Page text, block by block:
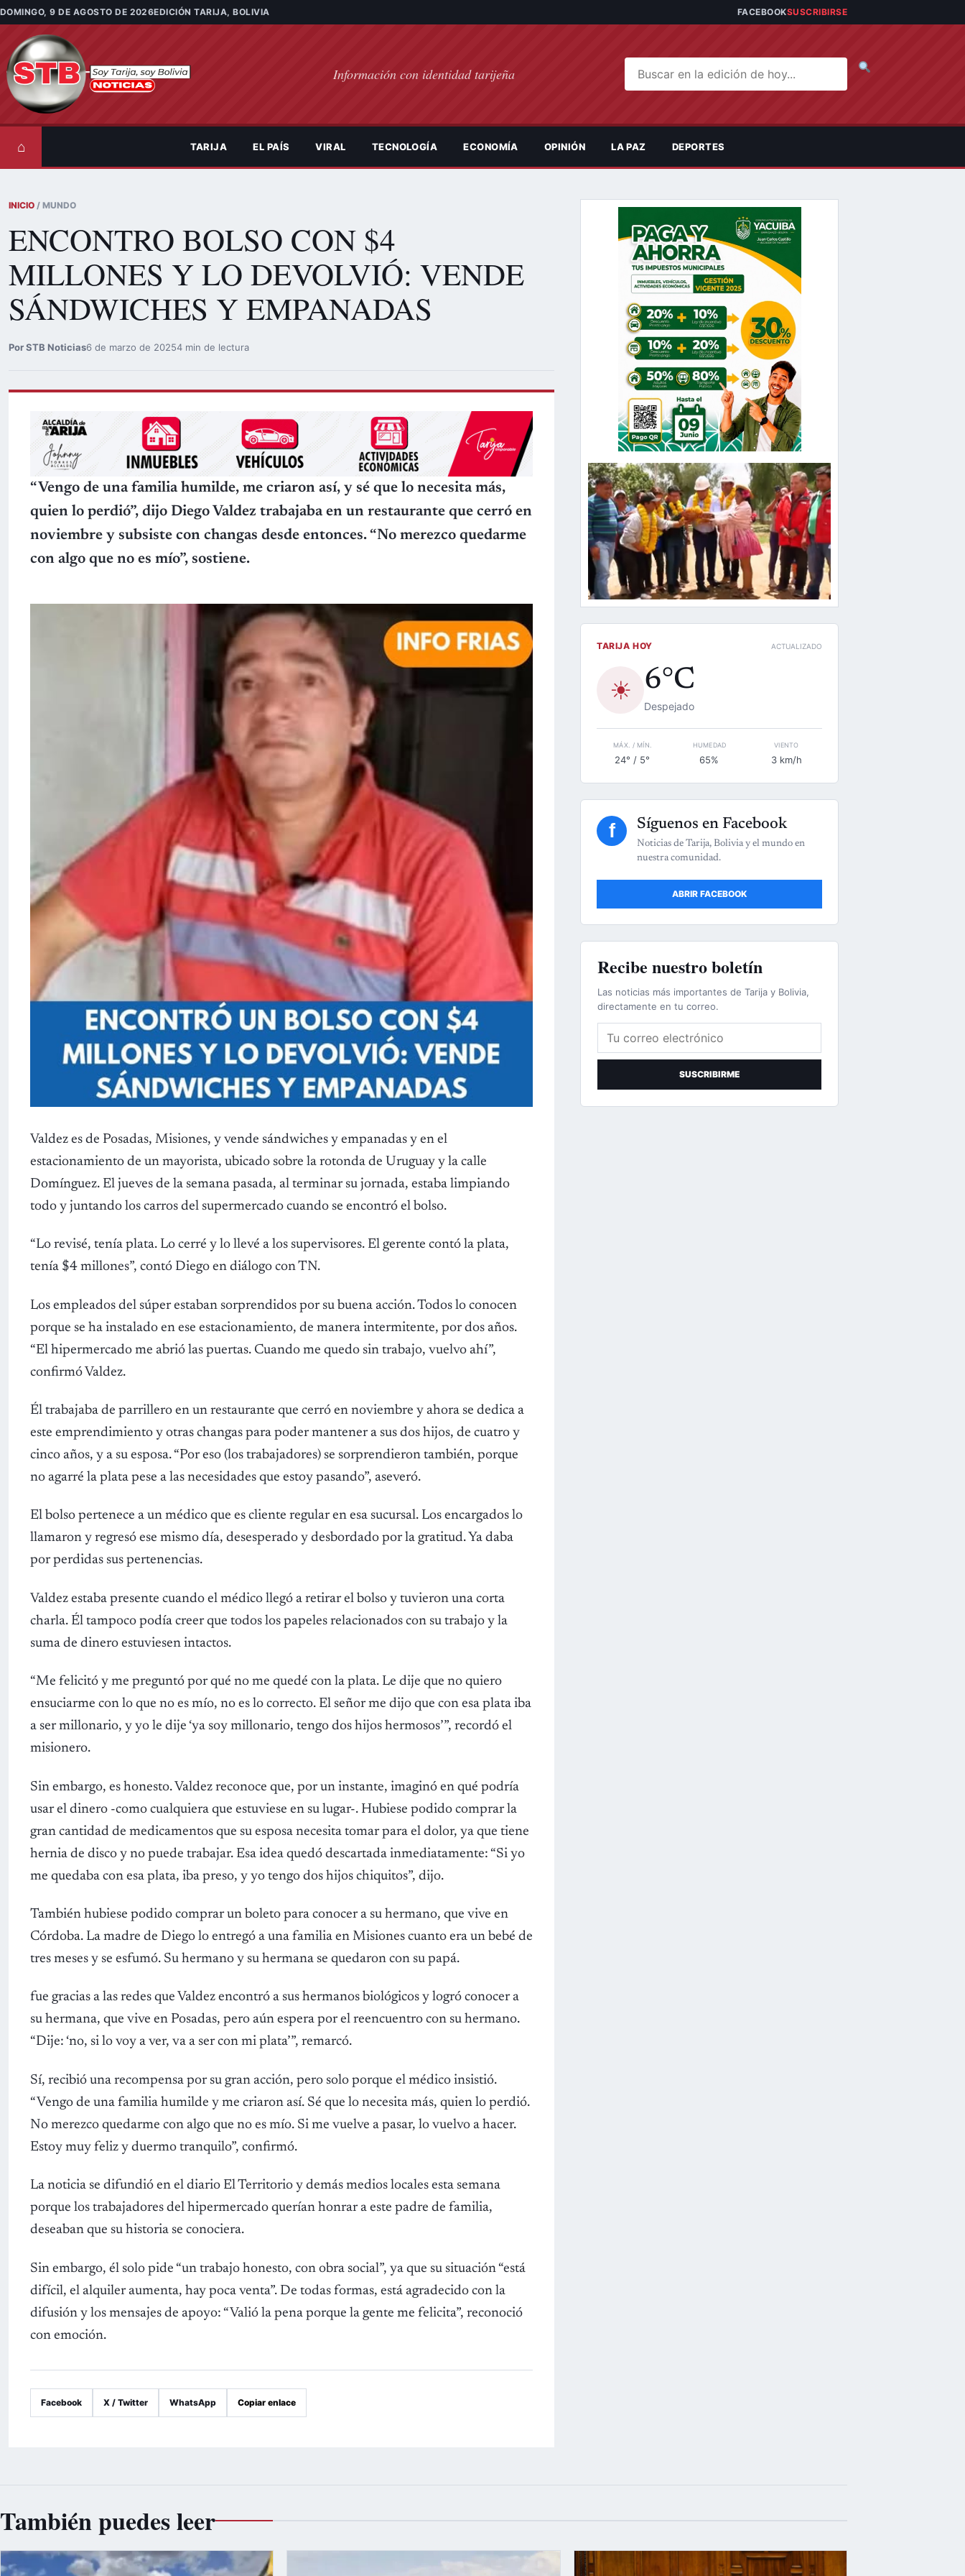
Saltar al contenido
DOMINGO, 9 DE AGOSTO DE 2026EDICIÓN TARIJA, BOLIVIA FACEBOOKSUSCRIBIRSE
Información con identidad tarijeña
⌂ TARIJA EL PAÍS VIRAL TECNOLOGÍA ECONOMÍA OPINIÓN LA PAZ DEPORTES
INICIO / MUNDO
ENCONTRO BOLSO CON $4
MILLONES Y LO DEVOLVIÓ: VENDE
SÁNDWICHES Y EMPANADAS
Por STB Noticias6 de marzo de 20254 min de lectura
“Vengo de una familia humilde, me criaron así, y sé que lo necesita más,
quien lo perdió”, dijo Diego Valdez trabajaba en un restaurante que cerró en
noviembre y subsiste con changas desde entonces. “No merezco quedarme
con algo que no es mío”, sostiene.
Valdez es de Posadas, Misiones, y vende sándwiches y empanadas y en el
estacionamiento de un mayorista, ubicado sobre la rotonda de Uruguay y la calle
Domínguez. El jueves de la semana pasada, al terminar su jornada, estaba limpiando
todo y juntando los carros del supermercado cuando se encontró el bolso.
“Lo revisé, tenía plata. Lo cerré y lo llevé a los supervisores. El gerente contó la plata,
tenía $4 millones”, contó Diego en diálogo con TN.
Los empleados del súper estaban sorprendidos por su buena acción. Todos lo conocen
porque se ha instalado en ese estacionamiento, de manera intermitente, por dos años.
“El hipermercado me abrió las puertas. Cuando me quedo sin trabajo, vuelvo ahí”,
confirmó Valdez.
Él trabajaba de parrillero en un restaurante que cerró en noviembre y ahora se dedica a
este emprendimiento y otras changas para poder mantener a sus dos hijos, de cuatro y
cinco años, y a su esposa. “Por eso (los trabajadores) se sorprendieron también, porque
no agarré la plata pese a las necesidades que estoy pasando”, aseveró.
El bolso pertenece a un médico que es cliente regular en esa sucursal. Los encargados lo
llamaron y regresó ese mismo día, desesperado y desbordado por la gratitud. Ya daba
por perdidas sus pertenencias.
Valdez estaba presente cuando el médico llegó a retirar el bolso y tuvieron una corta
charla. Él tampoco podía creer que todos los papeles relacionados con su trabajo y la
suma de dinero estuviesen intactos.
“Me felicitó y me preguntó por qué no me quedé con la plata. Le dije que no quiero
ensuciarme con lo que no es mío, no es lo correcto. El señor me dijo que con esa plata iba
a ser millonario, y yo le dije ‘ya soy millonario, tengo dos hijos hermosos’”, recordó el
misionero.
Sin embargo, es honesto. Valdez reconoce que, por un instante, imaginó en qué podría
usar el dinero -como cualquiera que estuviese en su lugar-. Hubiese podido comprar la
gran cantidad de medicamentos que su esposa necesita tomar para el dolor, ya que tiene
hernia de disco y no puede trabajar. Esa idea quedó descartada inmediatamente: “Si yo
me quedaba con esa plata, iba preso, y yo tengo dos hijos chiquitos”, dijo.
También hubiese podido comprar un boleto para conocer a su hermano, que vive en
Córdoba. La madre de Diego lo entregó a una familia en Misiones cuanto era un bebé de
tres meses y se esfumó. Su hermano y su hermana se quedaron con su papá.
fue gracias a las redes que Valdez encontró a sus hermanos biológicos y logró conocer a
su hermana, que vive en Posadas, pero aún espera por el reencuentro con su hermano.
“Dije: ‘no, si lo voy a ver, va a ser con mi plata’”, remarcó.
Sí, recibió una recompensa por su gran acción, pero solo porque el médico insistió.
“Vengo de una familia humilde y me criaron así. Sé que lo necesita más, quien lo perdió.
No merezco quedarme con algo que no es mío. Si me vuelve a pasar, lo vuelvo a hacer.
Estoy muy feliz y duermo tranquilo”, confirmó.
La noticia se difundió en el diario El Territorio y demás medios locales esta semana
porque los trabajadores del hipermercado querían honrar a este padre de familia,
deseaban que su historia se conociera.
Sin embargo, él solo pide “un trabajo honesto, con obra social”, ya que su situación “está
difícil, el alquiler aumenta, hay poca venta”. De todas formas, está agradecido con la
difusión y los mensajes de apoyo: “Valió la pena porque la gente me felicita”, reconoció
con emoción.
Facebook X / Twitter WhatsApp Copiar enlace
TARIJA HOY ACTUALIZADO
☀ 6°C
Despejado
MÁX. / MÍN.
24° / 5°
HUMEDAD
65%
VIENTO
3 km/h
f Síguenos en Facebook
Noticias de Tarija, Bolivia y el mundo en
nuestra comunidad.
ABRIR FACEBOOK
Recibe nuestro boletín
Las noticias más importantes de Tarija y Bolivia,
directamente en tu correo.
Correo electrónico
SUSCRIBIRME
También puedes leer